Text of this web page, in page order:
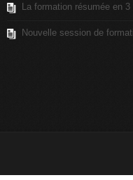
La formation résumée en 3
Nouvelle session de